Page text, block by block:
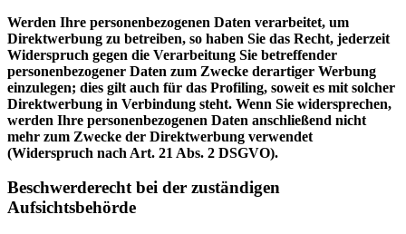
Werden Ihre personenbezogenen Daten verarbeitet, um
Direktwerbung zu betreiben, so haben Sie das Recht, jederzeit
Widerspruch gegen die Verarbeitung Sie betreffender
personenbezogener Daten zum Zwecke derartiger Werbung
einzulegen; dies gilt auch für das Profiling, soweit es mit solcher
Direktwerbung in Verbindung steht. Wenn Sie widersprechen,
werden Ihre personenbezogenen Daten anschließend nicht
mehr zum Zwecke der Direktwerbung verwendet
(Widerspruch nach Art. 21 Abs. 2 DSGVO).
Beschwerderecht bei der zuständigen
Aufsichtsbehörde